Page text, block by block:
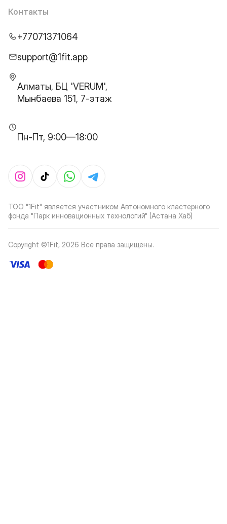
Контакты
+77071371064
support@1fit.app
Алматы, БЦ 'VERUM',
Мынбаева 151, 7-этаж
Пн-Пт, 9:00—18:00
ТОО "1Fit" является участником Автономного кластерного
фонда "Парк инновационных технологий" (Астана Хаб)
Copyright ©1Fit, 2026 Все права защищены.